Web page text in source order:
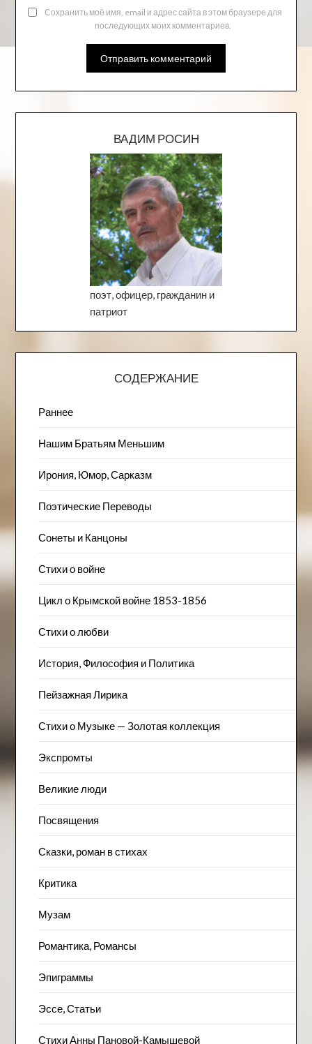
Сохранить моё имя, email и адрес сайта в этом браузере для
последующих моих комментариев.
ВАДИМ РОСИН
поэт, офицер, гражданин и
патриот
СОДЕРЖАНИЕ
Раннее
Нашим Братьям Меньшим
Ирония, Юмор, Сарказм
Поэтические Переводы
Сонеты и Канцоны
Стихи о войне
Цикл о Крымской войне 1853-1856
Стихи о любви
История, Философия и Политика
Пейзажна​я Лирика
Стихи о Музыке — Золотая коллекция
Экспромты
Великие люди
Посвящения
Сказки, роман в стихах
Критика
Музам
Романтика, Романсы
Эпиграммы
Эссе, Статьи
Стихи Анны Пановой-Камышевой